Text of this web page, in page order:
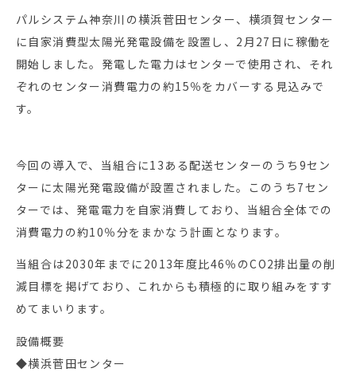
パルシステム神奈川の横浜菅田センター、横須賀センター
に自家消費型太陽光発電設備を設置し、2月27日に稼働を
開始しました。発電した電力はセンターで使用され、それ
ぞれのセンター消費電力の約15％をカバーする見込みで
す。
今回の導入で、当組合に13ある配送センターのうち9セン
ターに太陽光発電設備が設置されました。このうち7セン
ターでは、発電電力を自家消費しており、当組合全体での
消費電力の約10％分をまかなう計画となります。
当組合は2030年までに2013年度比46％のCO2排出量の削
減目標を掲げており、これからも積極的に取り組みをすす
めてまいります。
設備概要
◆横浜菅田センター